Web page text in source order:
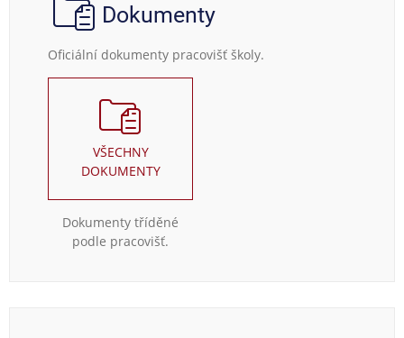
Dokumenty
Oficiální dokumenty pracovišť školy.
VŠECHNY
DOKUMENTY
Dokumenty tříděné
podle pracovišť.